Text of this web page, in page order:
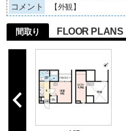
コメント 【外観】
間取り FLOOR PLANS